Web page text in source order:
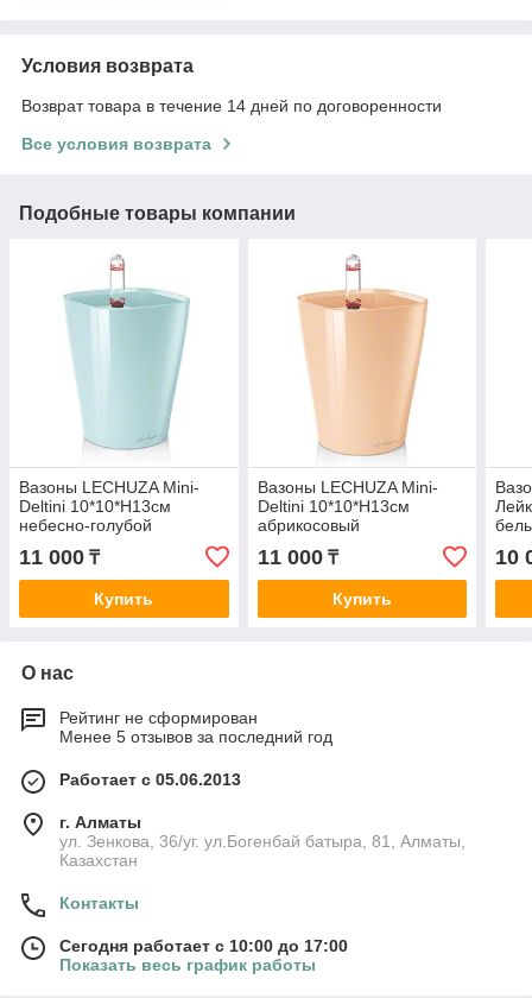
Условия возврата
Возврат товара в течение 14 дней по договоренности
Все условия возврата
Подобные товары компании
Вазоны LECHUZA Mini-
Deltini 10*10*H13см
небесно-голубой
11 000 ₸
Купить
Вазоны LECHUZA Mini-
Deltini 10*10*H13см
абрикосовый
11 000₸
Купить
10
О нас
Рейтинг не сформирован
Менее 5 отзывов за последний год
Работает с 05.06.2013
г. Алматы
ул. Зенкова, 36/уг. ул.Богенбай батыра, 81, Алматы,
Казахстан
Контакты
Сегодня работает с 10:00 до 17:00
Показать весь график работы